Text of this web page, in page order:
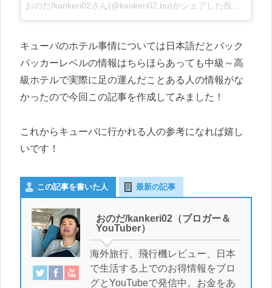
キューバのホテル事情については日本語だとバック
パッカーレベルの情報はちらほらあっても中級～高
級ホテルで実際に足の運んだことある人の情報がな
かったので今回この記事を作成してみました！
これからキューバに行かれる人の参考になれば嬉し
いです！
この記事を書いた人 最新の記事
おのだ/kankeri02（ブロガー＆
YouTuber）
海外旅行、飛行機レビュー、日本
で生活する上でのお得情報をブロ
グとYouTubeで発信中。お金をあ